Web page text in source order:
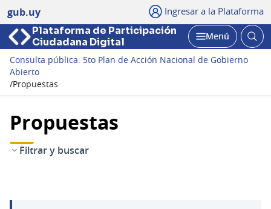
gub.uy Ingresar a la Plataforma
Plataforma de Participación
Ciudadana Digital
Abrir
Menú
Consulta pública: 5to Plan de Acción Nacional de Gobierno
Abierto
/Propuestas
Propuestas
Filtrar y buscar